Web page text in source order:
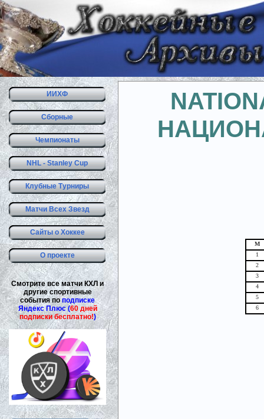
ИИХФ
Сборные
Чемпионаты
NHL - Stanley Cup
Клубные Турниры
Матчи Всех Звезд
Сайты о Хоккее
О проекте
Смотрите все матчи КХЛ и
другие спортивные
события поподписке
Яндекс Плюс (60 дней
подписки бесплатно!)
М
1
2
3
4
5
6